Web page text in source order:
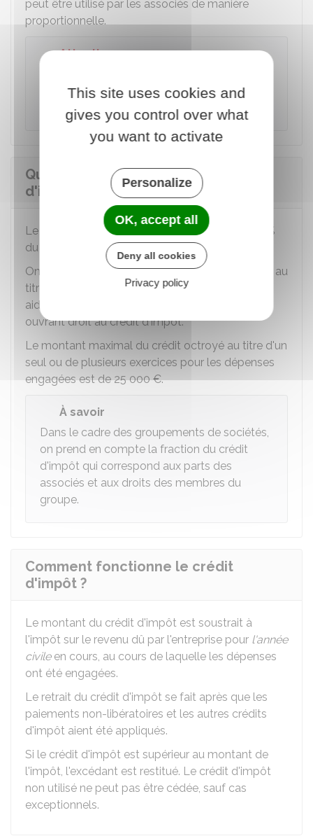
peut être utilisé par les associés de manière
proportionnelle.
Attention
d'impôt ne peuvent pas être prises en
compte par un autre crédit d'impôt.
Quel est le montant du crédit
d'impôt ?
Le montant du crédit d'impôt correspond à
30 %
du prix hors taxe des dépenses.
On déduit des bases du calcul les aides perçues au
titre des certificats d'économie d'énergie et les
aides publiques perçues pour les opérations
ouvrant droit au crédit d'impôt.
Le montant maximal du crédit octroyé au titre d'un
seul ou de plusieurs exercices pour les dépenses
engagées est de25 000 €.
À savoir
Dans le cadre des groupements de sociétés,
on prend en compte la fraction du crédit
d'impôt qui correspond aux parts des
associés et aux droits des membres du
groupe.
Comment fonctionne le crédit
d'impôt ?
Le montant du crédit d'impôt est soustrait à
l'impôt sur le revenu dû par l'entreprise pour l'année
civileen cours, au cours de laquelle les dépenses
ont été engagées.
Le retrait du crédit d'impôt se fait après que les
paiements non-libératoires et les autres crédits
d'impôt aient été appliqués.
Si le crédit d'impôt est supérieur au montant de
l'impôt, l'excédant est restitué. Le crédit d'impôt
non utilisé ne peut pas être cédée, sauf cas
exceptionnels.
This site uses cookies and
gives you control over what
you want to activate
Personalize
OK, accept all
Deny all cookies
Privacy policy